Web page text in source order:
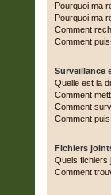
Pourquoi ma
Pourquoi ma
Comment
Comment
Surveillance
Quelle est la
Comment
Comment
Comment
Fichiers
Quels fichiers
Comment